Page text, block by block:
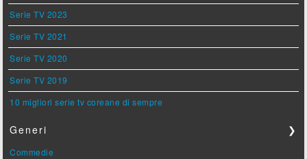
Serie TV 2023
Serie TV 2021
Serie TV 2020
Serie TV 2019
10 migliori serie tv coreane di sempre
Generi ❯
Commedie